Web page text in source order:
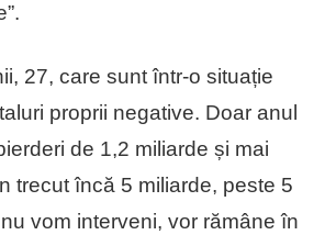
27, care sunt într-o situație
proprii negative. Doar anul
de 1,2 miliarde și mai
trecut încă 5 miliarde, peste 5
vom interveni, vor rămâne în